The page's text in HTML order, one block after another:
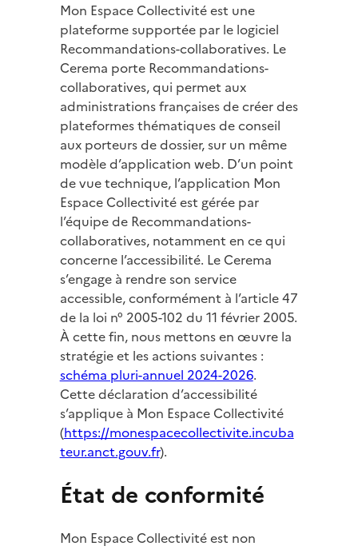
Mon Espace Collectivité est une
plateforme supportée par le logiciel
Recommandations-collaboratives. Le
Cerema porte Recommandations-
collaboratives, qui permet aux
administrations françaises de créer des
plateformes thématiques de conseil
aux porteurs de dossier, sur un même
modèle d’application web. D’un point
de vue technique, l’application Mon
Espace Collectivité est gérée par
l’équipe de Recommandations-
collaboratives, notamment en ce qui
concerne l’accessibilité. Le Cerema
s’engage à rendre son service
accessible, conformément à l’article 47
de la loi n° 2005-102 du 11 février 2005.
À cette fin, nous mettons en œuvre la
stratégie et les actions suivantes :
schéma pluri-annuel 2024-2026.
Cette déclaration d’accessibilité
s’applique à Mon Espace Collectivité
(https://monespacecollectivite.incuba
teur.anct.gouv.fr).
État de conformité
Mon Espace Collectivité est non